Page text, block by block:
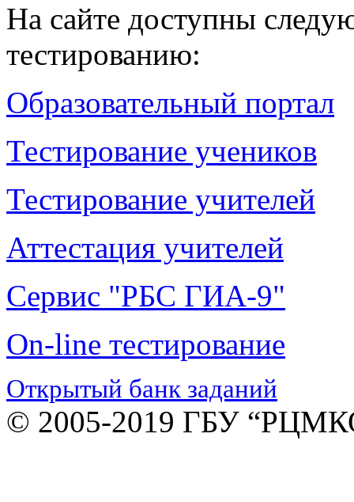
На сайте доступны
тестированию:
Образовательный портал
Тестирование учеников
Тестирование учителей
Аттестация учителей
Сервис "РБС ГИА-9"
On-line тестирование
Открытый банк заданий
© 2005-2019 ГБУ